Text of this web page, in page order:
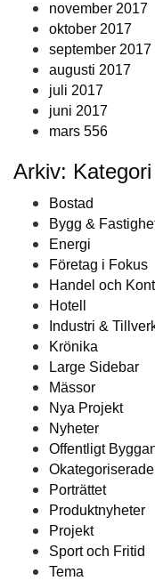
november 2017
oktober 2017
september 2017
augusti 2017
juli 2017
juni 2017
mars 556
Arkiv: Kategori
Bostad
Bygg &
Energi
Företag i Fokus
Handel och
Hotell
Industri &
Krönika
Large Sidebar
Mässor
Nya Projekt
Nyheter
Offentligt
Okategoriserade
Porträttet
Produktnyheter
Projekt
Sport och Fritid
Tema